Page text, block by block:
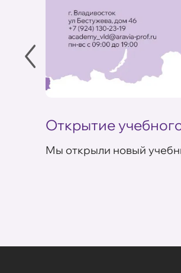
Открытие
Мы открыли новый